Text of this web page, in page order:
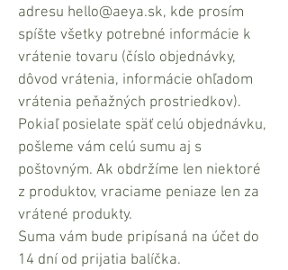
adresu hello@aeya.sk, kde prosím
spíšte všetky potrebné informácie k
vrátenie tovaru (číslo objednávky,
dôvod vrátenia, informácie ohľadom
vrátenia peňažných prostriedkov).
Pokiaľ posielate späť celú objednávku,
pošleme vám celú sumu aj s
poštovným. Ak obdržíme len niektoré
z produktov, vraciame peniaze len za
vrátené produkty.
Suma vám bude pripísaná na účet do
14 dní od prijatia balíčka.